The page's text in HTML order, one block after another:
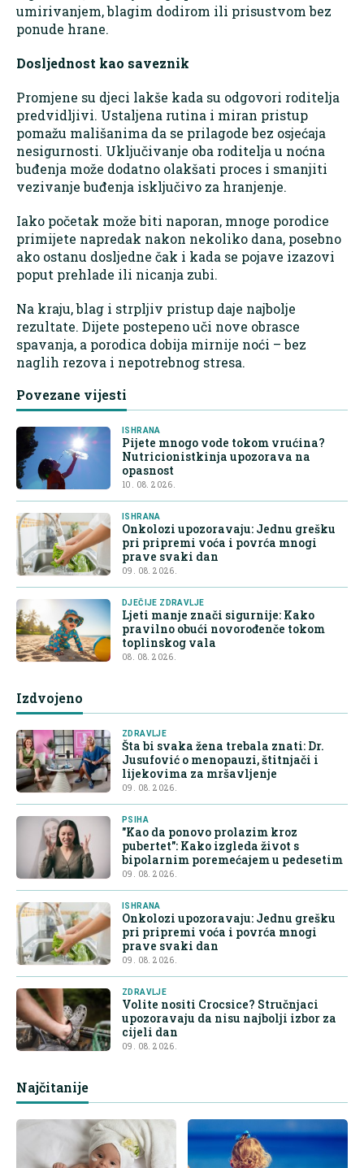
umirivanjem, blagim dodirom ili prisustvom bez
ponude hrane.
Dosljednost kao saveznik
Promjene su djeci lakše kada su odgovori roditelja
predvidljivi. Ustaljena rutina i miran pristup
pomažu mališanima da se prilagode bez osjećaja
nesigurnosti. Uključivanje oba roditelja u noćna
buđenja može dodatno olakšati proces i smanjiti
vezivanje buđenja isključivo za hranjenje.
Iako početak može biti naporan, mnoge porodice
primijete napredak nakon nekoliko dana, posebno
ako ostanu dosljedne čak i kada se pojave izazovi
poput prehlade ili nicanja zubi.
Na kraju, blag i strpljiv pristup daje najbolje
rezultate. Dijete postepeno uči nove obrasce
spavanja, a porodica dobija mirnije noći – bez
naglih rezova i nepotrebnog stresa.
Povezane vijesti
ISHRANA
Pijete mnogo vode tokom vrućina?
Nutricionistkinja upozorava na
opasnost
10. 08. 2026.
ISHRANA
Onkolozi upozoravaju: Jednu grešku
pri pripremi voća i povrća mnogi
prave svaki dan
09. 08. 2026.
DJEČIJE ZDRAVLJE
Ljeti manje znači sigurnije: Kako
pravilno obući novorođenče tokom
toplinskog vala
08. 08. 2026.
Izdvojeno
ZDRAVLJE
Šta bi svaka žena trebala znati: Dr.
Jusufović o menopauzi, štitnjači i
lijekovima za mršavljenje
09. 08. 2026.
PSIHA
"Kao da ponovo prolazim kroz
pubertet": Kako izgleda život s
bipolarnim poremećajem u pedesetim
09. 08. 2026.
ISHRANA
Onkolozi upozoravaju: Jednu grešku
pri pripremi voća i povrća mnogi
prave svaki dan
09. 08. 2026.
ZDRAVLJE
Volite nositi Crocsice? Stručnjaci
upozoravaju da nisu najbolji izbor za
cijeli dan
09. 08. 2026.
Najčitanije